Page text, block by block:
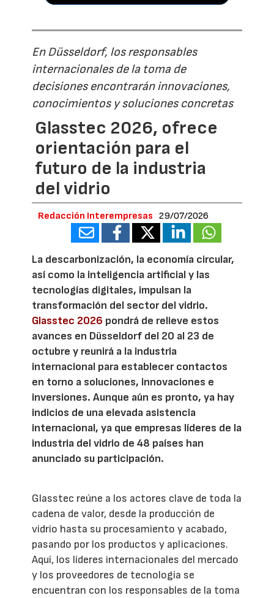
En Düsseldorf, los responsables
internacionales de la toma de
decisiones encontrarán innovaciones,
conocimientos y soluciones concretas
Glasstec 2026, ofrece
orientación para el
futuro de la industria
del vidrio
Redacción Interempresas 29/07/2026
La descarbonización, la economía circular,
así como la inteligencia artificial y las
tecnologías digitales, impulsan la
transformación del sector del vidrio.
Glasstec 2026 pondrá de relieve estos
avances en Düsseldorf del 20 al 23 de
octubre y reunirá a la industria
internacional para establecer contactos
en torno a soluciones, innovaciones e
inversiones. Aunque aún es pronto, ya hay
indicios de una elevada asistencia
internacional, ya que empresas líderes de la
industria del vidrio de 48 países han
anunciado su participación.
Glasstec reúne a los actores clave de toda la
cadena de valor, desde la producción de
vidrio hasta su procesamiento y acabado,
pasando por los productos y aplicaciones.
Aquí, los líderes internacionales del mercado
y los proveedores de tecnología se
encuentran con los responsables de la toma